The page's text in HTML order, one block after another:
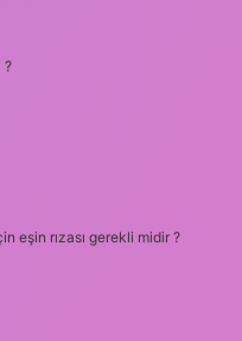
?
eşin rızası gerekli midir ?